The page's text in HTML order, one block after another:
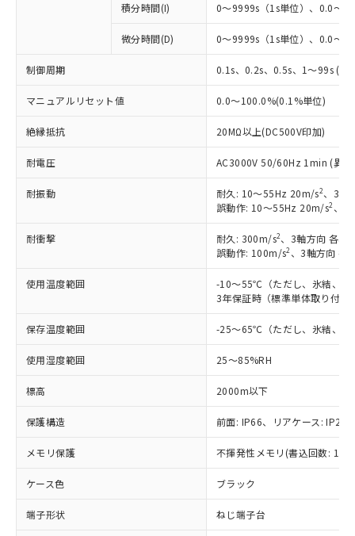
積分時間(I) 0～9999s（1s単位）、0.0～
微分時間(D) 0～9999s（1s単位）、0.0～
制御周期 0.1s、0.2s、0.5s、1～99s (1s
マニュアルリセット値 0.0～100.0%(0.1%単位)
絶縁抵抗 20MΩ以上(DC500V印加)
耐電圧 AC3000V 50/60Hz 1min (異極
耐振動 耐久: 10～55Hz 20m/s2、3軸
誤動作: 10～55Hz 20m/s2 、3
耐衝撃 耐久: 300m/s2、3軸方向 各3回
誤動作: 100m/s2 、3軸方向 各
使用温度範囲
-10～55℃（ただし、氷結、結
3年保証時（標準単体取り付
保存温度範囲 -25～65℃（ただし、氷結、結
使用湿度範囲 25～85%RH
標高 2000m以下
保護構造 前面: IP66、リアケース: IP20
メモリ保護 不揮発性メモリ(書込回数: 100
ケース色 ブラック
端子形状 ねじ端子台
※1 対応状況